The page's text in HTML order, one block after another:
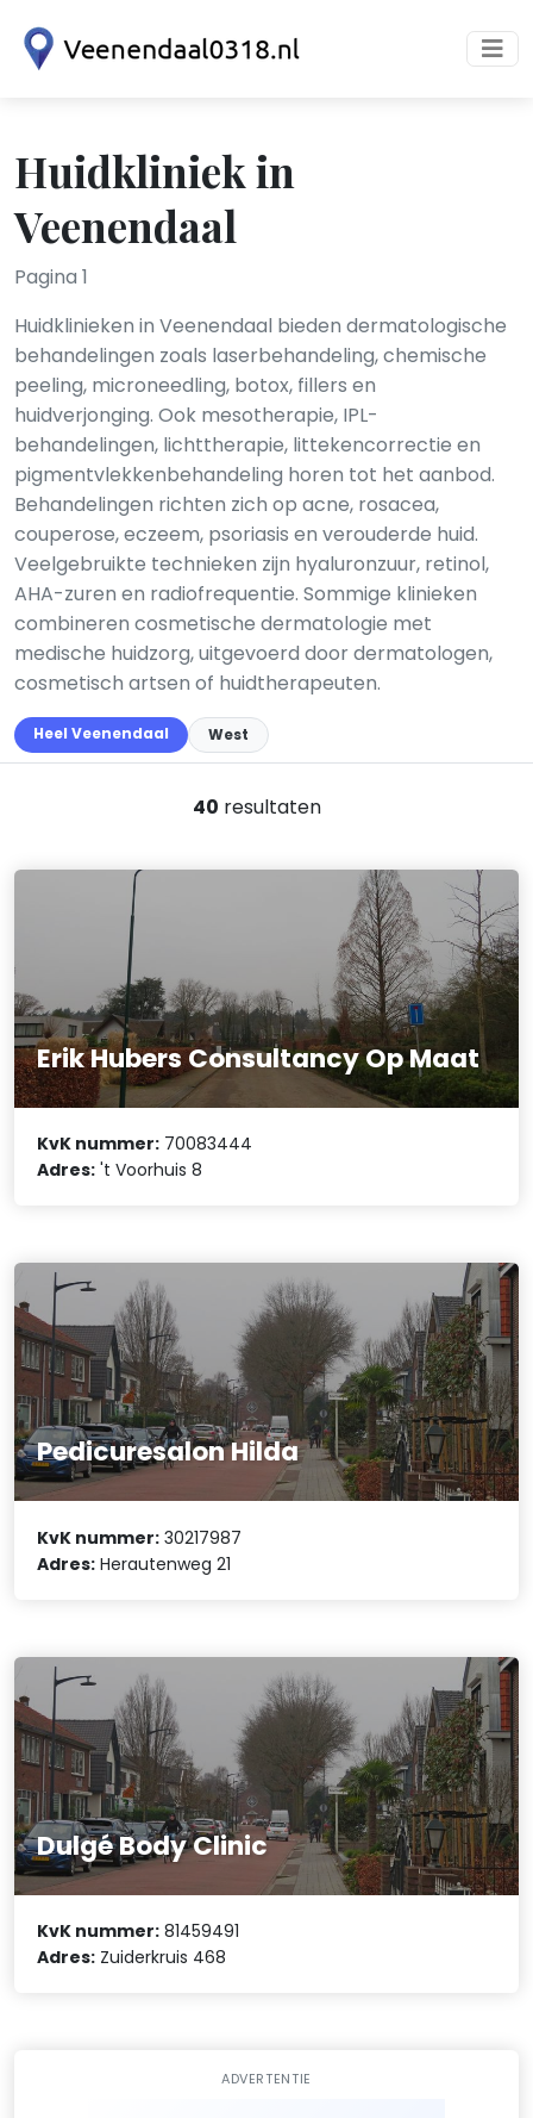
Huidkliniek in
Veenendaal
Pagina 1
Huidklinieken in Veenendaal bieden dermatologische
behandelingen zoals laserbehandeling, chemische
peeling, microneedling, botox, fillers en
huidverjonging. Ook mesotherapie, IPL-
behandelingen, lichttherapie, littekencorrectie en
pigmentvlekkenbehandeling horen tot het aanbod.
Behandelingen richten zich op acne, rosacea,
couperose, eczeem, psoriasis en verouderde huid.
Veelgebruikte technieken zijn hyaluronzuur, retinol,
AHA-zuren en radiofrequentie. Sommige klinieken
combineren cosmetische dermatologie met
medische huidzorg, uitgevoerd door dermatologen,
cosmetisch artsen of huidtherapeuten.
Heel Veenendaal West
40 resultaten
Erik Hubers Consultancy Op Maat
KvK nummer: 70083444
Adres: 't Voorhuis 8
Pedicuresalon Hilda
KvK nummer: 30217987
Adres: Herautenweg 21
Dulgé Body Clinic
KvK nummer: 81459491
Adres: Zuiderkruis 468
ADVERTENTIE